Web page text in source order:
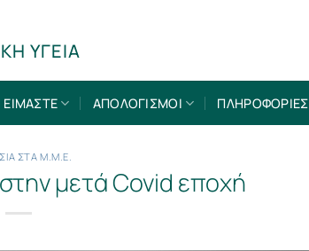
ΥΓΕΙΑ
ΕΙΜΑΣΤΕ ΑΠΟΛΟΓΙΣΜΟΙ ΠΛΗΡΟΦΟΡΙΕΣ
ΣΤΑ Μ.Μ.Ε.
μετά Covid εποχή